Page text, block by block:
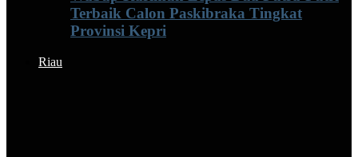
Terbaik Calon Paskibraka Tingkat
Provinsi Kepri
Riau